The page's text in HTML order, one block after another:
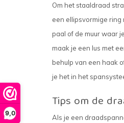
9,0
Om het staaldraad
een ellipsvormige ring
paal of de muur waar
maak je een lus met
behulp van een haak
je het in het
Tips om de
Als je een